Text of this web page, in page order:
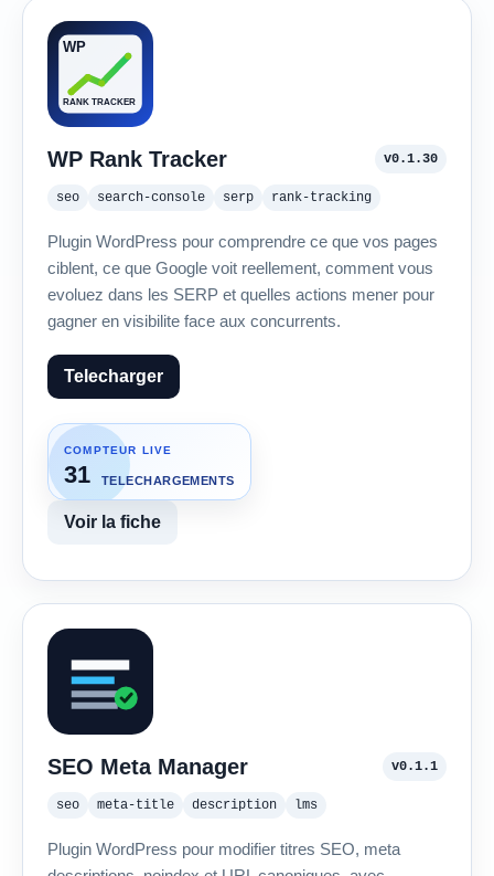
WP Rank Tracker v0.1.30
seo search-console serp rank-tracking
Plugin WordPress pour comprendre ce que vos pages
ciblent, ce que Google voit reellement, comment vous
evoluez dans les SERP et quelles actions mener pour
gagner en visibilite face aux concurrents.
Telecharger
COMPTEUR LIVE
31 TELECHARGEMENTS
Voir la fiche
SEO Meta Manager v0.1.1
seo meta-title description lms
Plugin WordPress pour modifier titres SEO, meta